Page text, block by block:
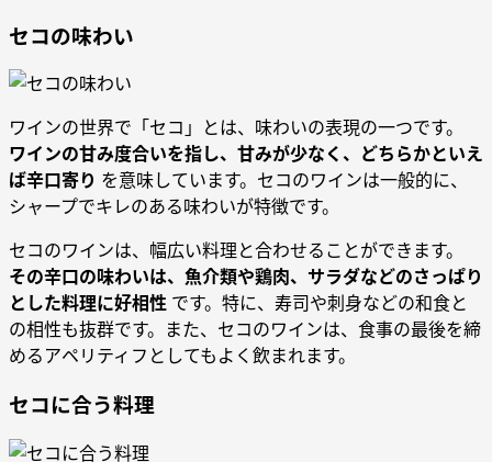
セコの味わい
ワインの世界で「セコ」とは、味わいの表現の一つです。
ワインの甘み度合いを指し、甘みが少なく、どちらかといえ
ば辛口寄り を意味しています。セコのワインは一般的に、
シャープでキレのある味わいが特徴です。
セコのワインは、幅広い料理と合わせることができます。
その辛口の味わいは、魚介類や鶏肉、サラダなどのさっぱり
とした料理に好相性 です。特に、寿司や刺身などの和食と
の相性も抜群です。また、セコのワインは、食事の最後を締
めるアペリティフとしてもよく飲まれます。
セコに合う料理